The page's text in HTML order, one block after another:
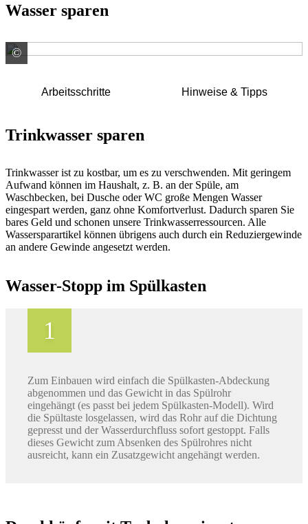
Wasser sparen
© GUTJAHR Systemtechnik GmbH - D -
Arbeitsschritte Hinweise & Tipps
Trinkwasser sparen
Trinkwasser ist zu kostbar, um es zu verschwenden. Mit geringem
Aufwand können im Haushalt, z. B. an der Spüle, am
Waschbecken, bei Dusche oder WC große Mengen Wasser
eingespart werden, ganz ohne Komfortverlust. Dadurch sparen Sie
bares Geld und schonen unsere Trinkwasserressourcen. Alle
Wassersparartikel können übrigens auch durch ein Reduziergewinde
an andere Gewinde angesetzt werden.
Wasser-Stopp im Spülkasten
Zum Einbauen wird einfach die Spülkasten-Abdeckung
abgenommen und das Gewicht in das Spülrohr
eingehängt (es passt bei jedem Spülkasten-Modell). Wird
die Spültaste losgelassen, wird das Rohr auf die Dichtung
gepresst und der Wasserdurchfluss sofort gestoppt. Falls
dieses Gewicht zum Absenken des Spülrohres nicht
ausreicht, kann ein Zusatzgewicht angehängt werden.